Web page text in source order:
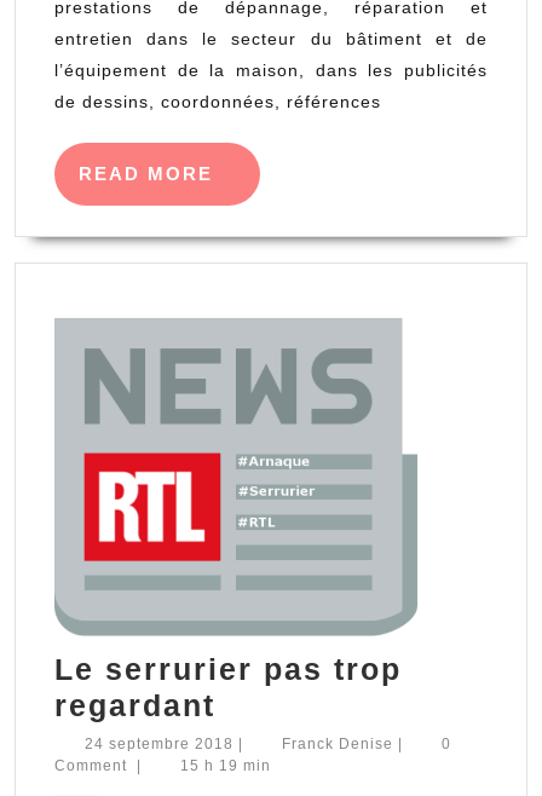
à
domicile
faisant
mention
d’un
téléphone
ou
logo
de
service
public
doit
avoir
l’autorisation
de
publication
du
service
prestations de dépannage, réparation et
entretien dans le secteur du bâtiment et de
l’équipement de la maison, dans les publicités
de dessins, coordonnées, références
READ MORE
READ
MORE
Le serrurier pas trop
regardant
serrurier
pas
24 septembre 2018 24
septembre
Franck Denise Franck0
Comment
15 h 19 min